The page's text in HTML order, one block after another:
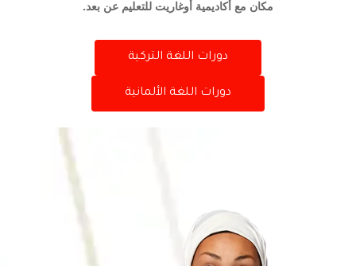
مكان مع أكاديمية أوغاريت للتعليم عن بعد.
دورات اللغة التركية
دورات اللغة الألمانية